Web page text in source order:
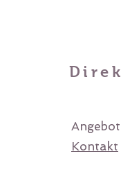
Kontakt